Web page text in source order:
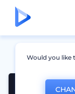
Would you like